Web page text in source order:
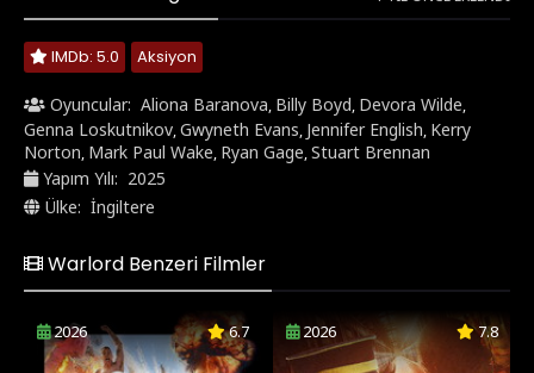
IMDb: 5.0 Aksiyon
Oyuncular: Aliona Baranova, Billy Boyd, Devora Wilde,
Genna Loskutnikov,Gwyneth Evans, Jennifer English, Kerry
Norton, Mark Paul Wake, Ryan Gage,Stuart Brennan
Yapım Yılı: 2025
Ülke: İngiltere
Warlord Benzeri Filmler
2026 6.7 2026 7.8